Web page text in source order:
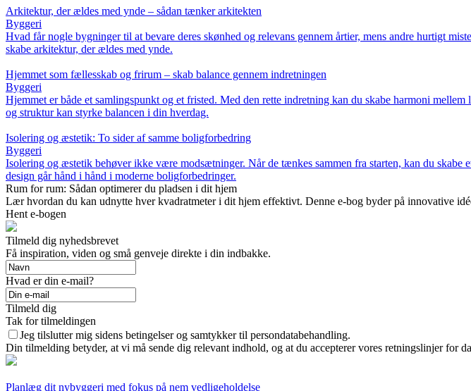
Arkitektur, der ældes med ynde – sådan tænker arkitekten
Byggeri
Hvad får nogle bygninger til at bevare deres skønhed og relevans gennem årtier, mens andre hurtigt
skabe arkitektur, der ældes med ynde.
Hjemmet som fællesskab og frirum – skab balance gennem indretningen
Byggeri
Hjemmet er både et samlingspunkt og et fristed. Med den rette indretning kan du skabe harmoni
og struktur kan styrke balancen i din hverdag.
Isolering og æstetik: To sider af samme boligforbedring
Byggeri
Isolering og æstetik behøver ikke være modsætninger. Når de tænkes sammen fra starten, kan du
design går hånd i hånd i moderne boligforbedringer.
Rum for rum: Sådan optimerer du pladsen i dit hjem
Lær hvordan du kan udnytte hver kvadratmeter i dit hjem effektivt. Denne e-bog byder på innovative
Hent e-bogen
Tilmeld dig nyhedsbrevet
Få inspiration, viden og små genveje direkte i din indbakke.
Hvad er din e-mail?
Tilmeld dig
Tak for tilmeldingen
Jeg tilslutter mig sidens betingelser og samtykker til persondatabehandling.
Din tilmelding betyder, at vi må sende dig relevant indhold, og at du accepterer vores retningslinjer for
Planlæg dit nybyggeri med fokus på nem vedligeholdelse